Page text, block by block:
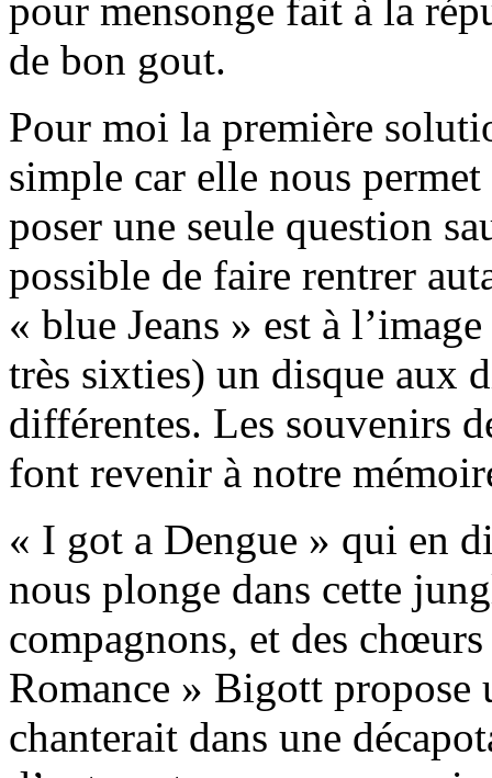
pour mensonge fait à la
de bon gout.
Pour moi la première
simple car elle nous
poser une seule question
possible de faire rentrer
« blue Jeans » est à
très sixties) un disque aux
différentes. Les souvenirs
font revenir à notre
« I got a Dengue » qui en
nous plonge dans cette
compagnons, et des
Romance » Bigott
chanterait dans une